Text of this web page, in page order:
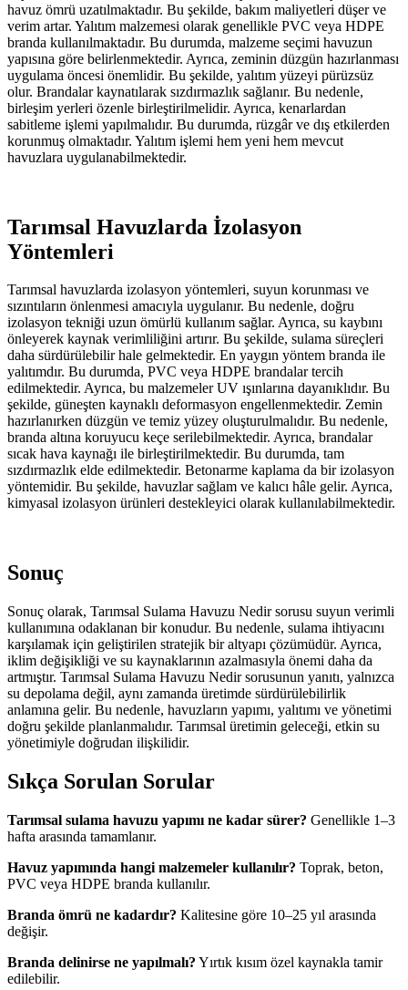
havuz ömrü uzatılmaktadır. Bu şekilde, bakım maliyetleri düşer ve
verim artar. Yalıtım malzemesi olarak genellikle PVC veya HDPE
branda kullanılmaktadır. Bu durumda, malzeme seçimi havuzun
yapısına göre belirlenmektedir. Ayrıca, zeminin düzgün hazırlanması
uygulama öncesi önemlidir. Bu şekilde, yalıtım yüzeyi pürüzsüz
olur. Brandalar kaynatılarak sızdırmazlık sağlanır. Bu nedenle,
birleşim yerleri özenle birleştirilmelidir. Ayrıca, kenarlardan
sabitleme işlemi yapılmalıdır. Bu durumda, rüzgâr ve dış etkilerden
korunmuş olmaktadır. Yalıtım işlemi hem yeni hem mevcut
havuzlara uygulanabilmektedir.
Tarımsal Havuzlarda İzolasyon
Yöntemleri
Tarımsal havuzlarda izolasyon yöntemleri, suyun korunması ve
sızıntıların önlenmesi amacıyla uygulanır. Bu nedenle, doğru
izolasyon tekniği uzun ömürlü kullanım sağlar. Ayrıca, su kaybını
önleyerek kaynak verimliliğini artırır. Bu şekilde, sulama süreçleri
daha sürdürülebilir hale gelmektedir. En yaygın yöntem branda ile
yalıtımdır. Bu durumda, PVC veya HDPE brandalar tercih
edilmektedir. Ayrıca, bu malzemeler UV ışınlarına dayanıklıdır. Bu
şekilde, güneşten kaynaklı deformasyon engellenmektedir. Zemin
hazırlanırken düzgün ve temiz yüzey oluşturulmalıdır. Bu nedenle,
branda altına koruyucu keçe serilebilmektedir. Ayrıca, brandalar
sıcak hava kaynağı ile birleştirilmektedir. Bu durumda, tam
sızdırmazlık elde edilmektedir. Betonarme kaplama da bir izolasyon
yöntemidir. Bu şekilde, havuzlar sağlam ve kalıcı hâle gelir. Ayrıca,
kimyasal izolasyon ürünleri destekleyici olarak kullanılabilmektedir.
Sonuç
Sonuç olarak, Tarımsal Sulama Havuzu Nedir sorusu suyun verimli
kullanımına odaklanan bir konudur. Bu nedenle, sulama ihtiyacını
karşılamak için geliştirilen stratejik bir altyapı çözümüdür. Ayrıca,
iklim değişikliği ve su kaynaklarının azalmasıyla önemi daha da
artmıştır. Tarımsal Sulama Havuzu Nedir sorusunun yanıtı, yalnızca
su depolama değil, aynı zamanda üretimde sürdürülebilirlik
anlamına gelir. Bu nedenle, havuzların yapımı, yalıtımı ve yönetimi
doğru şekilde planlanmalıdır. Tarımsal üretimin geleceği, etkin su
yönetimiyle doğrudan ilişkilidir.
Sıkça Sorulan Sorular
Tarımsal sulama havuzu yapımı ne kadar sürer? Genellikle 1–3
hafta arasında tamamlanır.
Havuz yapımında hangi malzemeler kullanılır? Toprak, beton,
PVC veya HDPE branda kullanılır.
Branda ömrü ne kadardır? Kalitesine göre 10–25 yıl arasında
değişir.
Branda delinirse ne yapılmalı? Yırtık kısım özel kaynakla tamir
edilebilir.